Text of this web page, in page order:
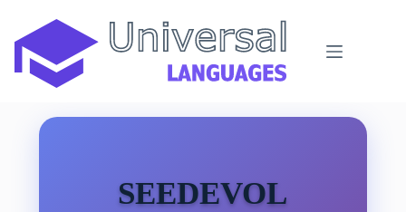
contenu
SEEDEVOL